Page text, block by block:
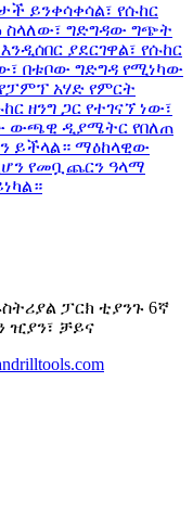
ይንቀሳቀሳል፣ የሱከር
ስላለው፣ ግድግዳው ግጭት
ያደርገዋል፣ የሱከር
በቱቦው ግድግዳ የሚነካው
አሃድ የምርት
ዘንግ ጋር የተገናኘ ነው፣
ውጫዊ ዲያሜትር የበለጠ
ይችላል። ማዕከላዊው
የመቧጨርን ዓላማ
ፓርክ ቲያንጉ 6ኛ
ዢያን፣ ቻይና